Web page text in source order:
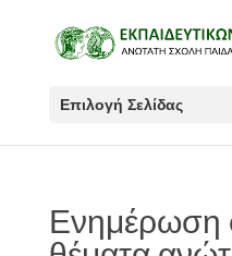
Επιλογή Σελίδας
Ενημέρωση